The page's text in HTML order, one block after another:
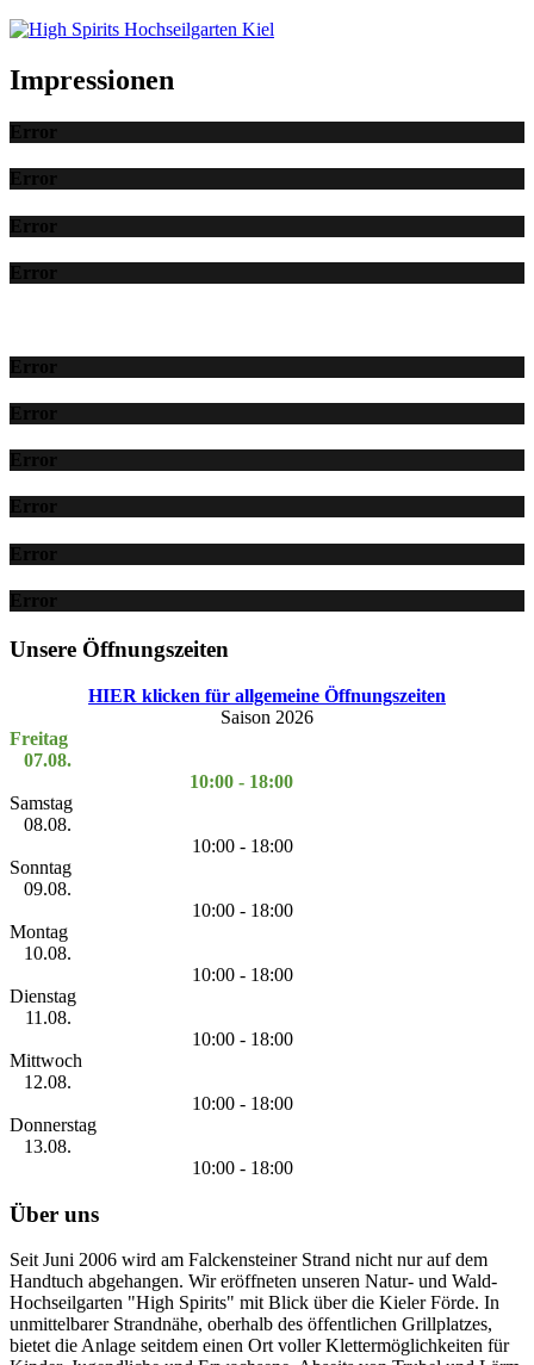
Impressionen
Error
Error
Error
Error
Error
Error
Error
Error
Error
Error
Unsere Öffnungszeiten
HIER klicken für allgemeine Öffnungszeiten
Saison 2026
Freitag
07.08.
10:00 - 18:00
Samstag
08.08.
10:00 - 18:00
Sonntag
09.08.
10:00 - 18:00
Montag
10.08.
10:00 - 18:00
Dienstag
11.08.
10:00 - 18:00
Mittwoch
12.08.
10:00 - 18:00
Donnerstag
13.08.
10:00 - 18:00
Über uns
Seit Juni 2006 wird am Falckensteiner Strand nicht nur auf dem
Handtuch abgehangen. Wir eröffneten unseren Natur- und Wald-
Hochseilgarten "High Spirits" mit Blick über die Kieler Förde. In
unmittelbarer Strandnähe, oberhalb des öffentlichen Grillplatzes,
bietet die Anlage seitdem einen Ort voller Klettermöglichkeiten für